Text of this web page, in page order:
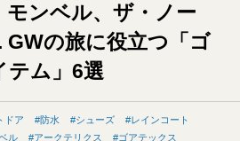
モンベル、ザ・ノー
GWの旅に役立つ「ゴ
テム」6選
ドア 防水 シューズ
レインコート
ル アークテリクス ゴアテックス